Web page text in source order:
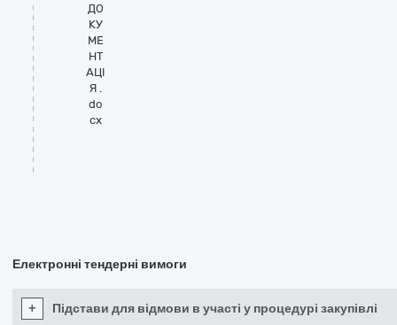
ДО
КУ
МЕ
НТ
АЦІ
Я .
do
cx
Електронні тендерні вимоги
+ Підстави для відмови в участі у процедурі закупівлі